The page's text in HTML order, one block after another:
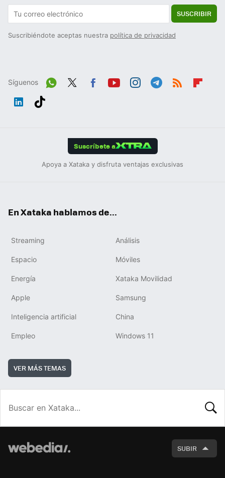
SUSCRIBIR
Suscribiéndote aceptas nuestra política de privacidad
Síguenos
Wh
Suscríbete a
Apoya a Xataka y disfruta ventajas exclusivas
En Xataka hablamos de...
Streaming Análisis
Espacio Móviles
Energía Xataka Movilidad
Apple Samsung
Inteligencia artificial China
Empleo Windows 11
VER MÁS TEMAS
SUBIR